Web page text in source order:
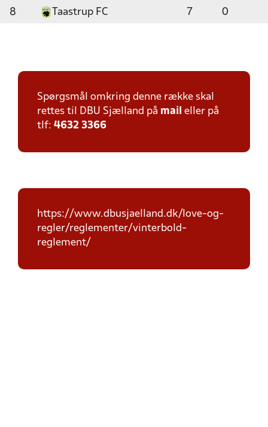
8 Taastrup FC 7 0
Spørgsmål omkring denne række skal
rettes til DBU Sjælland på mail eller på
tlf: 4632 3366
https://www.dbusjaelland.dk/love-og-
regler/reglementer/vinterbold-
reglement/